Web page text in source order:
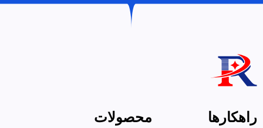
راهکارها محصولات